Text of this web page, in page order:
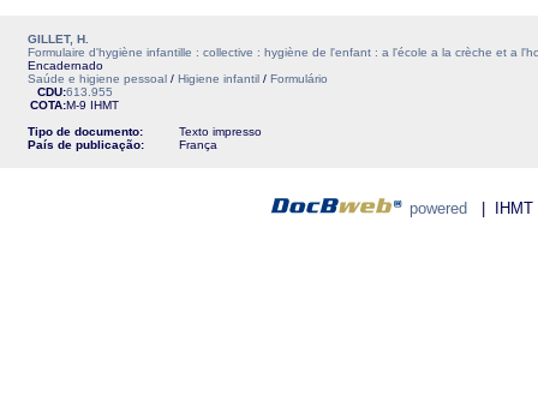
GILLET, H.
Formulaire d'hygiène infantille : collective : hygiène de l'enfant : a l'école a la crèche et a
Encadernado
Saúde e higiene pessoal / Higiene infantil / Formulário
CDU:613.955
COTA:M-9 IHMT
Tipo de documento:
Texto impresso
País de publicação:
França
powered | IHMT -